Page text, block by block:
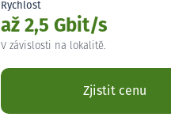
Rychlost
až 2,5 Gbit/s
V závislosti na lokalitě.
Zjistit cenu